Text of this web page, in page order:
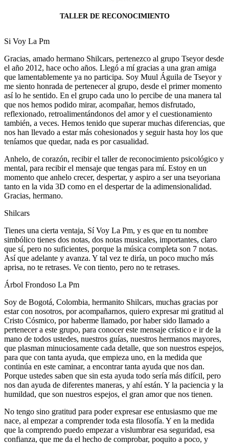
TALLER DE RECONOCIMIENTO
Si Voy La Pm
Gracias, amado hermano Shilcars, pertenezco al grupo Tseyor desde
el año 2012, hace ocho años. Llegó a mí gracias a una gran amiga
que lamentablemente ya no participa. Soy Muul Águila de Tseyor y
me siento honrada de pertenecer al grupo, desde el primer momento
así lo he sentido. En el grupo cada uno lo percibe de una manera tal
que nos hemos podido mirar, acompañar, hemos disfrutado,
reflexionado, retroalimentándonos del amor y el cuestionamiento
también, a veces. Hemos tenido que superar muchas diferencias, que
nos han llevado a estar más cohesionados y seguir hasta hoy los que
teníamos que quedar, nada es por casualidad.
Anhelo, de corazón, recibir el taller de reconocimiento psicológico y
mental, para recibir el mensaje que tengas para mí. Estoy en un
momento que anhelo crecer, despertar, y aspiro a ser una tseyoriana
tanto en la vida 3D como en el despertar de la adimensionalidad.
Gracias, hermano.
Shilcars
Tienes una cierta ventaja, Sí Voy La Pm, y es que en tu nombre
simbólico tienes dos notas, dos notas musicales, importantes, claro
que sí, pero no suficientes, porque la música completa son 7 notas.
Así que adelante y avanza. Y tal vez te diría, un poco mucho más
aprisa, no te retrases. Ve con tiento, pero no te retrases.
Árbol Frondoso La Pm
Soy de Bogotá, Colombia, hermanito Shilcars, muchas gracias por
estar con nosotros, por acompañarnos, quiero expresar mi gratitud al
Cristo Cósmico, por haberme llamado, por haber sido llamado a
pertenecer a este grupo, para conocer este mensaje crístico e ir de la
mano de todos ustedes, nuestros guías, nuestros hermanos mayores,
que plasman minuciosamente cada detalle, que son nuestros espejos,
para que con tanta ayuda, que empieza uno, en la medida que
continúa en este caminar, a encontrar tanta ayuda que nos dan.
Porque ustedes saben que sin esta ayuda todo sería más difícil, pero
nos dan ayuda de diferentes maneras, y ahí están. Y la paciencia y la
humildad, que son nuestros espejos, el gran amor que nos tienen.
No tengo sino gratitud para poder expresar ese entusiasmo que me
nace, al empezar a comprender toda esta filosofía. Y en la medida
que la comprendo puedo empezar a vislumbrar esa seguridad, esa
confianza, que me da el hecho de comprobar, poquito a poco, y